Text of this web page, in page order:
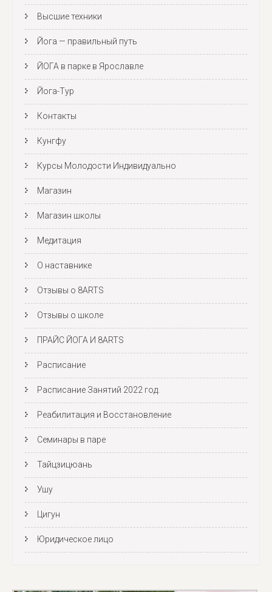
Высшие техники
Йога — правильный путь
ЙОГА в парке в Ярославле
Йога-Тур
Контакты
Кунгфу
Курсы Молодости Индивидуально
Магазин
Магазин школы
Медитация
О наставнике
Отзывы о 8ARTS
Отзывы о школе
ПРАЙС ЙОГА И 8ARTS
Расписание
Расписание Занятий 2022 год.
Реабилитация и Восстановление
Семинары в паре
Тайцзицюань
Ушу
Цигун
Юридическое лицо